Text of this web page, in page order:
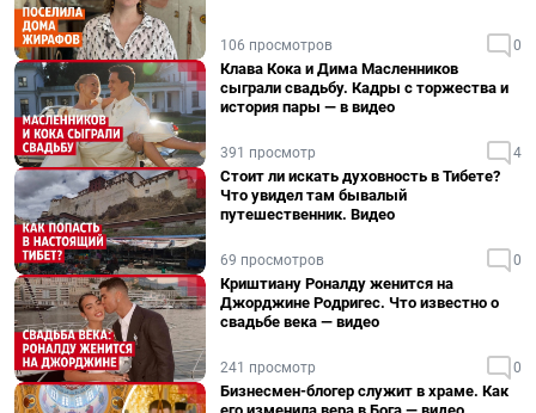
106 просмотров 0
Клава Кока и Дима Масленников
сыграли свадьбу. Кадры с торжества и
история пары — в видео
391 просмотр 4
Стоит ли искать духовность в Тибете?
Что увидел там бывалый
путешественник. Видео
69 просмотров 0
Криштиану Роналду женится на
Джорджине Родригес. Что известно о
свадьбе века — видео
241 просмотр 0
Бизнесмен-блогер служит в храме. Как